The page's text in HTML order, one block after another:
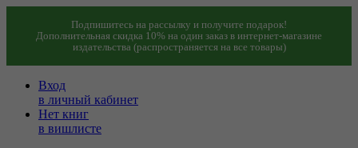
Подпишитесь на рассылку и получите подарок!
Дополнительная скидка 10% на один заказ в интернет-магазине
издательства (распространяется на все товары)
Вход
в личный кабинет
Нет книг
в вишлисте